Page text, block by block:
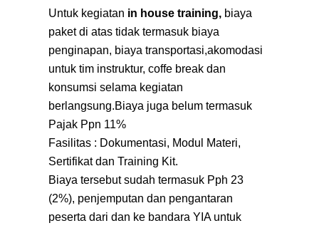
Untuk kegiatan in house training, biaya
paket di atas tidak termasuk biaya
penginapan, biaya transportasi,akomodasi
untuk tim instruktur, coffe break dan
konsumsi selama kegiatan
berlangsung.Biaya juga belum termasuk
Pajak Ppn 11%
Fasilitas : Dokumentasi, Modul Materi,
Sertifikat dan Training Kit.
Biaya tersebut sudah termasuk Pph 23
(2%), penjemputan dan pengantaran
peserta dari dan ke bandara YIA untuk